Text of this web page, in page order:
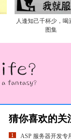
人逢知己千杯少，喝
图集
猜你喜欢的关
ASP 服务器开发专